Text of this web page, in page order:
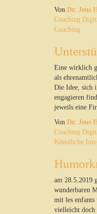
Von Dr. Jens
Coaching
Coaching
Eine wirklich
als
Die Idee, sich
engagieren
jeweils eine
Von Dr. Jens
Coaching
Künstliche
am 28.5.2019
wunderbaren
mit les enfants
vielleicht doch